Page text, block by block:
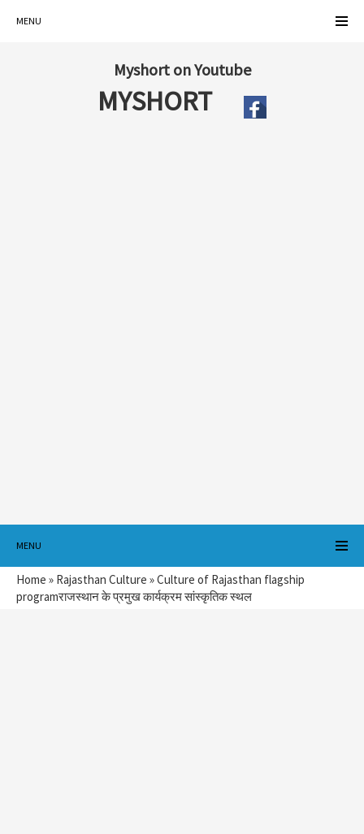
MENU
Myshort on Youtube
MYSHORT
MENU
Home » Rajasthan Culture »Culture of Rajasthan flagship
programराजस्थान के प्रमुख कार्यक्रम सांस्कृतिक स्थल